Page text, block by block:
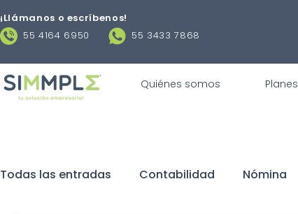
¡Llámanos o escríbenos!
55 4164 6950
55 3433 7868
Quiénes somos Planes
Todas las entradas Contabilidad Nómina